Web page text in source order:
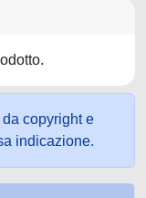
da copyright e
indicazione.